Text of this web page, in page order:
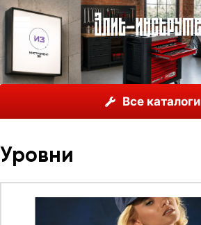
Все каталоги
Unior, Словения
Мерительный инструмент
Уровни
Уровни